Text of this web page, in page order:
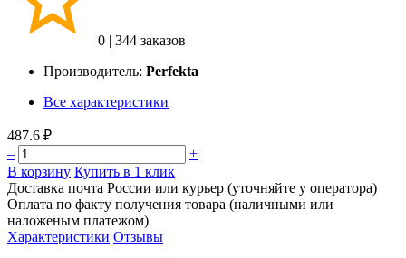
0 | 344 заказов
Производитель: Perfekta
Все характеристики
487.6 ₽
–
+
В корзину Купить в 1 клик
Доставка почта России или курьер (уточняйте у оператора)
Оплата по факту получения товара (наличными или
наложеным платежом)
Характеристики Отзывы